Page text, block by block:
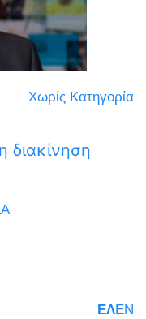
Χωρίς Κατηγορία
διακίνηση
ΕΛEN